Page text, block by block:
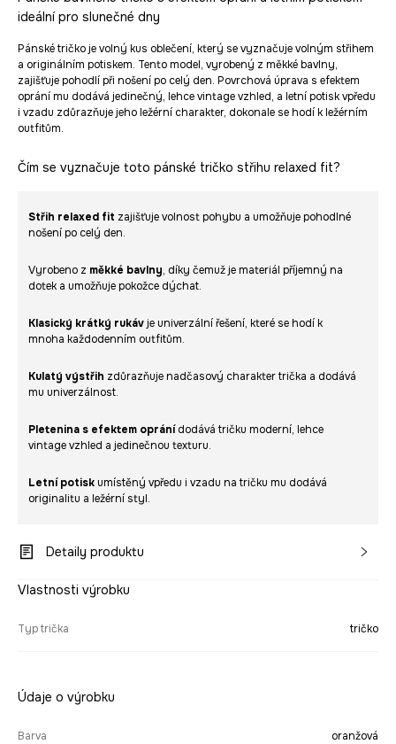
ideální pro slunečné dny
Pánské tričko je volný kus oblečení, který se vyznačuje volným střihem
a originálním potiskem. Tento model, vyrobený z měkké bavlny,
zajišťuje pohodlí při nošení po celý den. Povrchová úprava s efektem
oprání mu dodává jedinečný, lehce vintage vzhled, a letní potisk vpředu
i vzadu zdůrazňuje jeho ležérní charakter, dokonale se hodí k ležérním
outfitům.
Čím se vyznačuje toto pánské tričko střihu relaxed fit?
Střih relaxed fit zajišťuje volnost pohybu a umožňuje pohodlné
nošení po celý den.
Vyrobeno z měkké bavlny, díky čemuž je materiál příjemný na
dotek a umožňuje pokožce dýchat.
Klasický krátký rukávje univerzální řešení, které se hodí k
mnoha každodenním outfitům.
Kulatý výstřih zdůrazňuje nadčasový charakter trička a dodává
mu univerzálnost.
Pletenina s efektem opránídodává tričku moderní, lehce
vintage vzhled a jedinečnou texturu.
Letní potisk umístěný vpředu i vzadu na tričku mu dodává
originalitu a ležérní styl.
Detaily produktu
Vlastnosti výrobku
Typ trička tričko
Údaje o výrobku
Barva oranžová